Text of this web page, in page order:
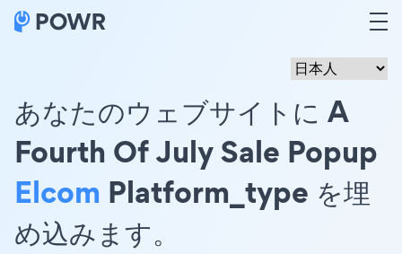
あなたのウェブサイトに A
Fourth Of July Sale Popup
Elcom Platform_type を埋
め込みます。